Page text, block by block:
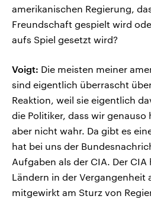
amerikanischen Regierung,
Freundschaft gespielt wird
aufs Spiel gesetzt wird?
Voigt: Die meisten meiner
sind eigentlich überrascht
Reaktion, weil sie eigentlich
die Politiker, dass wir genauso
aber nicht wahr. Da gibt es
hat bei uns der
Aufgaben als der CIA. Der CIA
Ländern in der Vergangenheit
mitgewirkt am Sturz von